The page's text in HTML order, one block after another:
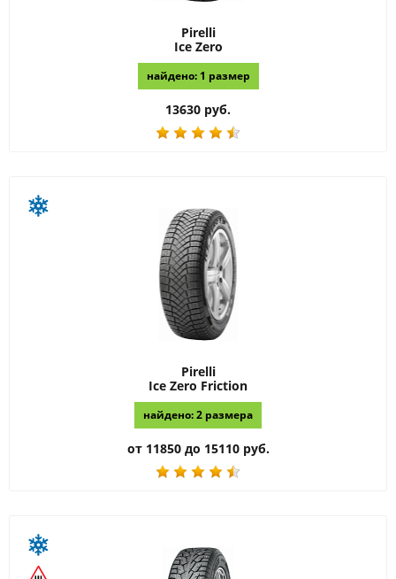
Pirelli
Ice Zero
найдено: 1 размер
13630 руб.
Pirelli
Ice Zero Friction
найдено: 2 размера
от 11850 до 15110 руб.